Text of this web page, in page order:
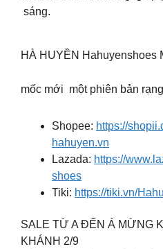
sáng.
HÀ HUYỀN Hahuyenshoes
mốc mới một phiên bản
Shopee: https://
hahuyen.vn
Lazada: https://
shoes
Tiki: https://tiki.vn/
SALE TỪ A ĐẾN Á MỪNG
KHÁNH 2/9